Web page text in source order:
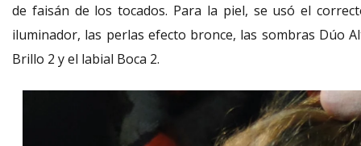
de faisán de los tocados. Para la piel, se usó el
iluminador, las perlas efecto bronce, las sombras Dúo
Brillo 2 y el labial Boca 2.